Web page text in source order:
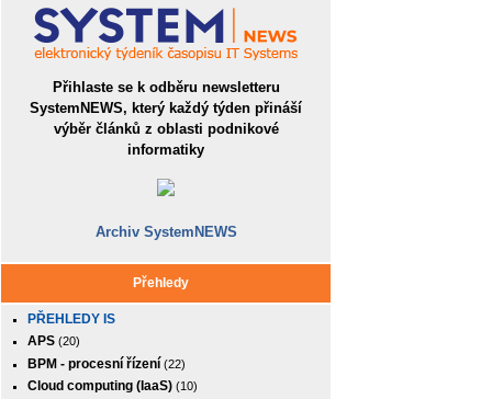
Přihlaste se k odběru newsletteru
SystemNEWS, který každý týden přináší
výběr článků z oblasti podnikové
informatiky
Archiv SystemNEWS
Přehledy
PŘEHLEDY IS
APS (20)
BPM - procesní řízení (22)
Cloud computing (IaaS) (10)